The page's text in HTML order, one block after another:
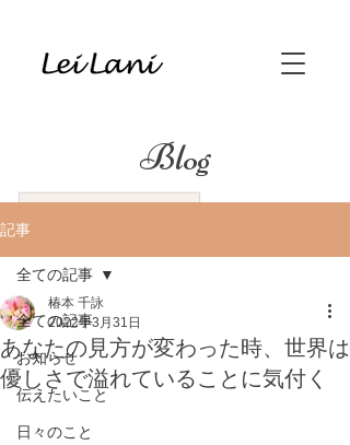
Blog
記事
全ての記事
お知らせ
伝えたいこと
日々のこと
全ての記事
あなたの見方が変わった時、世界は
優しさで溢れていることに気付く
椿本 千詠
2022年3月31日